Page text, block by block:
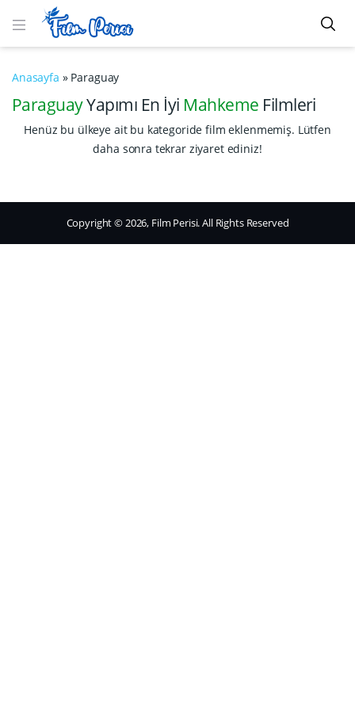
Anasayfa » Paraguay
ParaguayYapımı En İyi Mahkeme Filmleri
Henüz bu ülkeye ait bu kategoride film eklenmemiş. Lütfen
daha sonra tekrar ziyaret ediniz!
Copyright © 2026, Film Perisi. All Rights Reserved